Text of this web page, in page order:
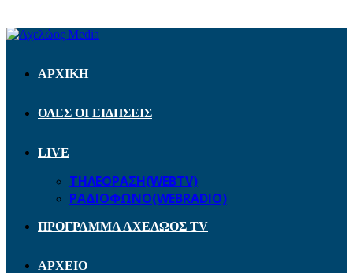
ΑΡΧΙΚΗ
ΟΛΕΣ ΟΙ ΕΙΔΗΣΕΙΣ
LIVE
ΤΗΛΕΟΡΑΣΗ(WEBTV)
ΡΑΔΙΟΦΩΝΟ(WEBRADIO)
ΠΡΟΓΡΑΜΜΑ ΑΧΕΛΩΟΣ TV
ΑΡΧΕΙΟ